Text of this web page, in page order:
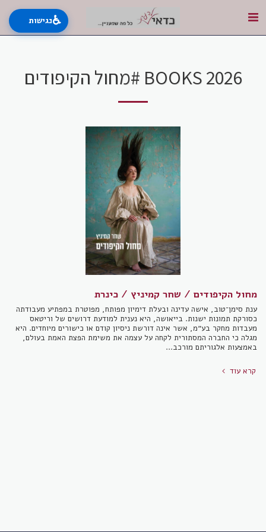
BOOKS 2026 #מחול הקיפודים
מחול הקיפודים / שחר קמיניץ / כינרת
ענת סימן־טוב, אישה עדינה ובעלת דימיון מפותח, מפוטרת במפתיע מעבודתה
כסורקת תמונות ישנות. בייאושה, היא נענית למודעת דרושים של וריטאס
מעבדות מחקר בע״מ, אשר אינה דורשת ניסיון קודם או כישורים מיוחדים. היא
מגלה כי החברה המסתורית לקחה על עצמה את משימת הפצת האמת בעולם,
באמצעות אלגוריתם מורכב...
קרא עוד
♿נגישות